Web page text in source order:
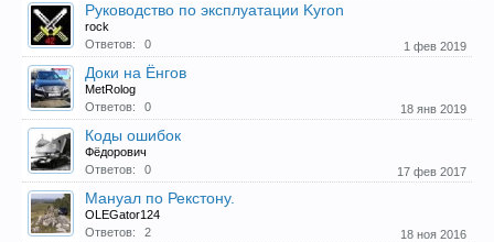
Руководство по эксплуатации Kyron
rock
Ответов:
0 1 фев 2019
Доки на Ёнгов
MetRolog
Ответов:
0 18 янв 2019
Коды ошибок
Фёдорович
Ответов:
0 17 фев 2017
Мануал по Рекстону.
OLEGator124
Ответов:
2 18 ноя 2016